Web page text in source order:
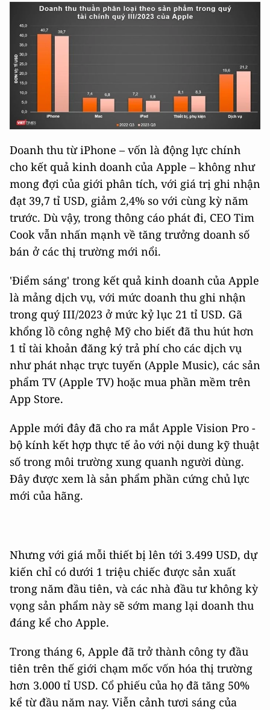
Doanh thu từ iPhone – vốn là động lực chính
cho kết quả kinh doanh của Apple – không như
mong đợi của giới phân tích, với giá trị ghi nhận
đạt 39,7 tỉ USD, giảm 2,4% so với cùng kỳ năm
trước. Dù vậy, trong thông cáo phát đi, CEO Tim
Cook vẫn nhấn mạnh về tăng trưởng doanh số
bán ở các thị trường mới nổi.
'Điểm sáng' trong kết quả kinh doanh của Apple
là mảng dịch vụ, với mức doanh thu ghi nhận
trong quý III/2023 ở mức kỷ lục 21 tỉ USD. Gã
khổng lồ công nghệ Mỹ cho biết đã thu hút hơn
1 tỉ tài khoản đăng ký trả phí cho các dịch vụ
như phát nhạc trực tuyến (Apple Music), các sản
phẩm TV (Apple TV) hoặc mua phần mềm trên
App Store.
Apple mới đây đã cho ra mắt Apple Vision Pro -
bộ kính kết hợp thực tế ảo với nội dung kỹ thuật
số trong môi trường xung quanh người dùng.
Đây được xem là sản phẩm phần cứng chủ lực
mới của hãng.
Nhưng với giá mỗi thiết bị lên tới 3.499 USD, dự
kiến chỉ có dưới 1 triệu chiếc được sản xuất
trong năm đầu tiên, và các nhà đầu tư không kỳ
vọng sản phẩm này sẽ sớm mang lại doanh thu
đáng kể cho Apple.
Trong tháng 6, Apple đã trở thành công ty đầu
tiên trên thế giới chạm mốc vốn hóa thị trường
hơn 3.000 tỉ USD. Cổ phiếu của họ đã tăng 50%
kể từ đầu năm nay. Viễn cảnh tươi sáng của